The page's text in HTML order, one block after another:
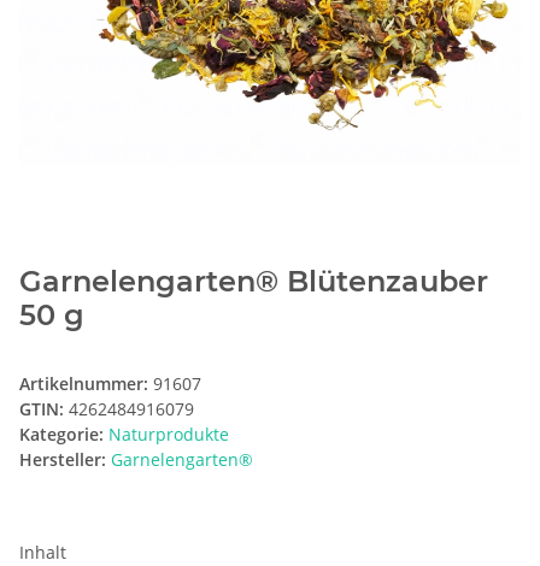
Garnelengarten® Blütenzauber
50 g
Artikelnummer: 91607
GTIN: 4262484916079
Kategorie: Naturprodukte
Hersteller: Garnelengarten®
Inhalt